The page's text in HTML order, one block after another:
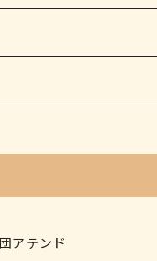
アテンド